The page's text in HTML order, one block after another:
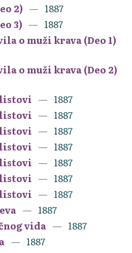
2)
1887
3)
1887
o muži krava (Deo 1)
o muži krava (Deo 2)
1887
1887
1887
1887
1887
1887
1887
1887
vida
1887
1887